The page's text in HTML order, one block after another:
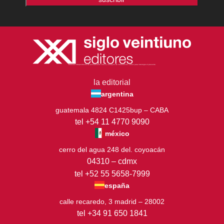
Editorial independiente de pensamiento crítico y ensayos de intervención. Libros para interrogar el presente.
la editorial
argentina
guatemala 4824 C1425bup – CABA
tel +54 11 4770 9090
méxico
cerro del agua 248 del. coyoacán
04310 – cdmx
tel +52 55 5658-7999
españa
calle recaredo, 3 madrid – 28002
tel +34 91 650 1841